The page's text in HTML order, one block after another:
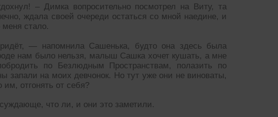
– Димка вопросительно посмотрел на Виту, та
ждала своей очереди остаться со мной наедине, и
меня стало.
— напомнила Сашенька, будто она здесь была
нам было нельзя, малыш Сашка хочет кушать, а мне
по Безлюдным Пространствам, полазить по
запали на моих девчонок. Но тут уже они не виноваты,
отгонять от себя?
что ли, и они это заметили.